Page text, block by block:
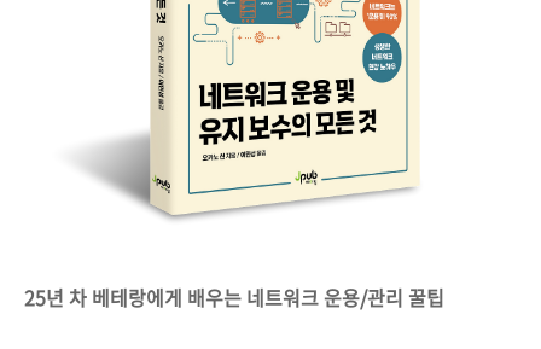
25년 차 베테랑에게 배우는 네트워크 운용/관리 꿀팁